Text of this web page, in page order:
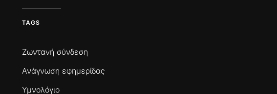
TAGS
Ζωντανή σύνδεση
Ανάγνωση εφημερίδας
Υμνολόγιο